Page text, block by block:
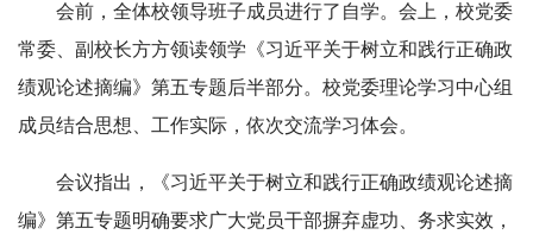
会前，全体校领导班子成员进行了自学。会上，校党委
常委、副校长方方领读领学《习近平关于树立和践行正确政
绩观论述摘编》第五专题后半部分。校党委理论学习中心组
成员结合思想、工作实际，依次交流学习体会。
会议指出，《习近平关于树立和践行正确政绩观论述摘
编》第五专题明确要求广大党员干部摒弃虚功、务求实效，